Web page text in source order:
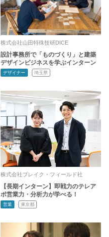
株式会社山田特殊技研DICE
設計事務所で「ものづくり」と建築
デザインビジネスを学ぶインターン
デザイナー 埼玉県
株式会社ブレイク・フィールド社
【長期インターン】即戦力のテレア
ポ営業力・分析力が学べる！
営業 東京都